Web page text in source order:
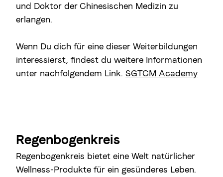
und Doktor der Chinesischen Medizin zu
erlangen.
Wenn Du dich für eine dieser Weiterbildungen
interessierst, findest du weitere Informationen
unter nachfolgendem Link. SGTCM Academy
Regenbogenkreis
Regenbogenkreis bietet eine Welt natürlicher
Wellness-Produkte für ein gesünderes Leben.